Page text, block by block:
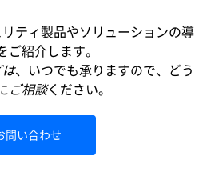
ティ製品やソリューションの導
ご紹介します。
は、いつでも承りますので、どう
ご相談ください。
問い合わせ